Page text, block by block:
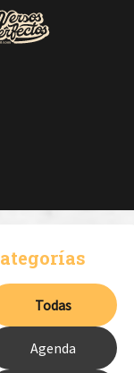
Todas
Agenda